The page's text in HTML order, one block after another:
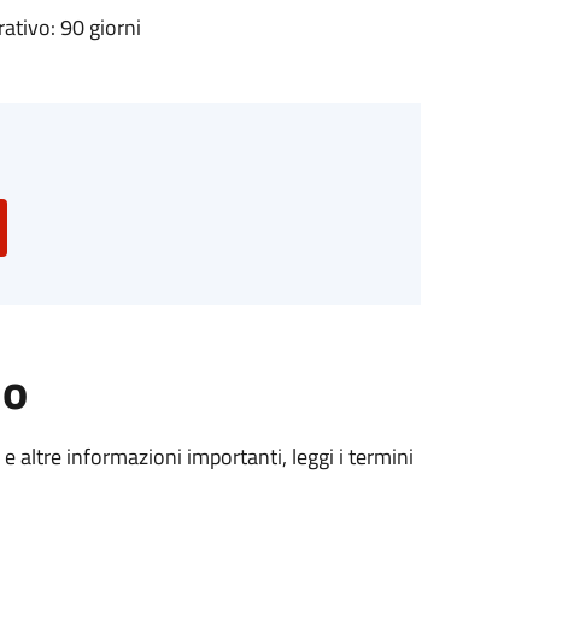
90 giorni
altre informazioni importanti, leggi i termini